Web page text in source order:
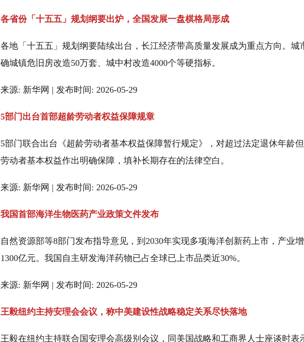
各省份「十五五」规划纲要出炉，全国发展一盘棋格局形成
各地「十五五」规划纲要陆续出台，长江经济带高质量发展成为重点方向。城
确城镇危旧房改造50万套、城中村改造4000个等硬指标。
来源: 新华网 | 发布时间: 2026-05-29
5部门出台首部超龄劳动者权益保障规章
5部门联合出台《超龄劳动者基本权益保障暂行规定》，对超过法定退休年龄
劳动者基本权益作出明确保障，填补长期存在的法律空白。
来源: 新华网 | 发布时间: 2026-05-29
我国首部海洋生物医药产业政策文件发布
自然资源部等8部门发布指导意见，到2030年实现多项海洋创新药上市，产业
1300亿元。我国自主研发海洋药物已占全球已上市品类近30%。
来源: 新华网 | 发布时间: 2026-05-29
王毅纽约主持安理会会议，称中美建设性战略稳定关系尽快落地
王毅在纽约主持联合国安理会高级别会议，同美国战略和工商界人士座谈时表